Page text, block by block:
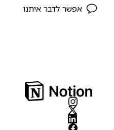
אפשר לדבר איתנו